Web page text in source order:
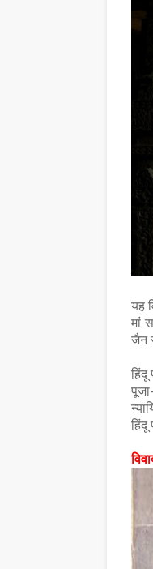
यह
मां
जैन
हिंदू
पंत दादा- हिंदी भाषा की रक्षा और